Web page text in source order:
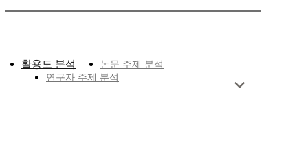
활용도 분석
논문 주제 분석
연구자 주제 분석